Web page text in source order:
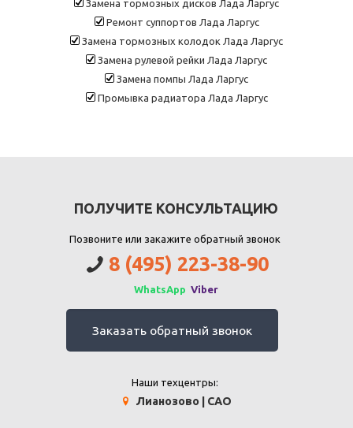
Замена тормозных дисков Лада Ларгус
Ремонт суппортов Лада Ларгус
Замена тормозных колодок Лада Ларгус
Замена рулевой рейки Лада Ларгус
Замена помпы Лада Ларгус
Промывка радиатора Лада Ларгус
ПОЛУЧИТЕ КОНСУЛЬТАЦИЮ
Позвоните или закажите обратный звонок
8 (495) 223-38-90
WhatsApp Viber
Заказать обратный звонок
Наши техцентры:
Лианозово | САО